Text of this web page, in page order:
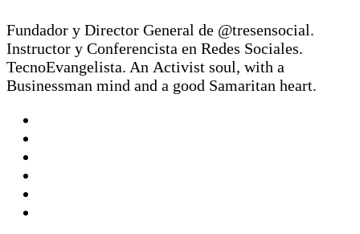
Fundador y Director General de @tresensocial.
Instructor y Conferencista en Redes Sociales.
TecnoEvangelista. An Activist soul, with a
Businessman mind and a good Samaritan heart.